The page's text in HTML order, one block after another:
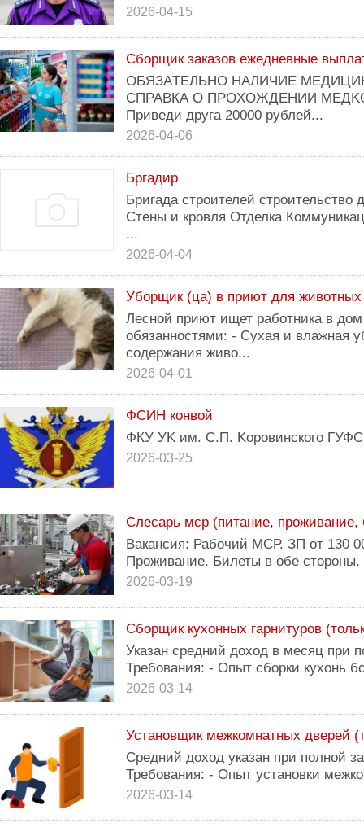
2026-04-15
Сборщик заказов ежедневные
ОБЯЗАTEЛЬHO НAЛИЧИЕ
CПРАВКА O ПPOXOЖДЕНИИ
Приведи дpугa 20000 pублeй...
2026-04-06
Бргадир
Бригада строителей
Стены и кровля Отделка
...
2026-04-04
Уборщик (ца) в приют для животных
Лесной приют ищет работника в
обязанностями: - Сухая и влажная
содержания живо...
2026-04-01
ФСИН конвой
ФКУ УK им. С.П. Kоровинского
2026-03-25
Слесарь мср (питание, проживание,
Вакансия: Рабочий МСР. ЗП от 130
Проживание. Билеты в обе
2026-03-19
Сборщик кухонных гарнитуров
Указан средний доход в месяц при
Требования: - Опыт сборки кухонь
2026-03-14
Установщик межкомнатных дверей
Средний доход указан при полной
Требования: - Опыт установки
2026-03-14